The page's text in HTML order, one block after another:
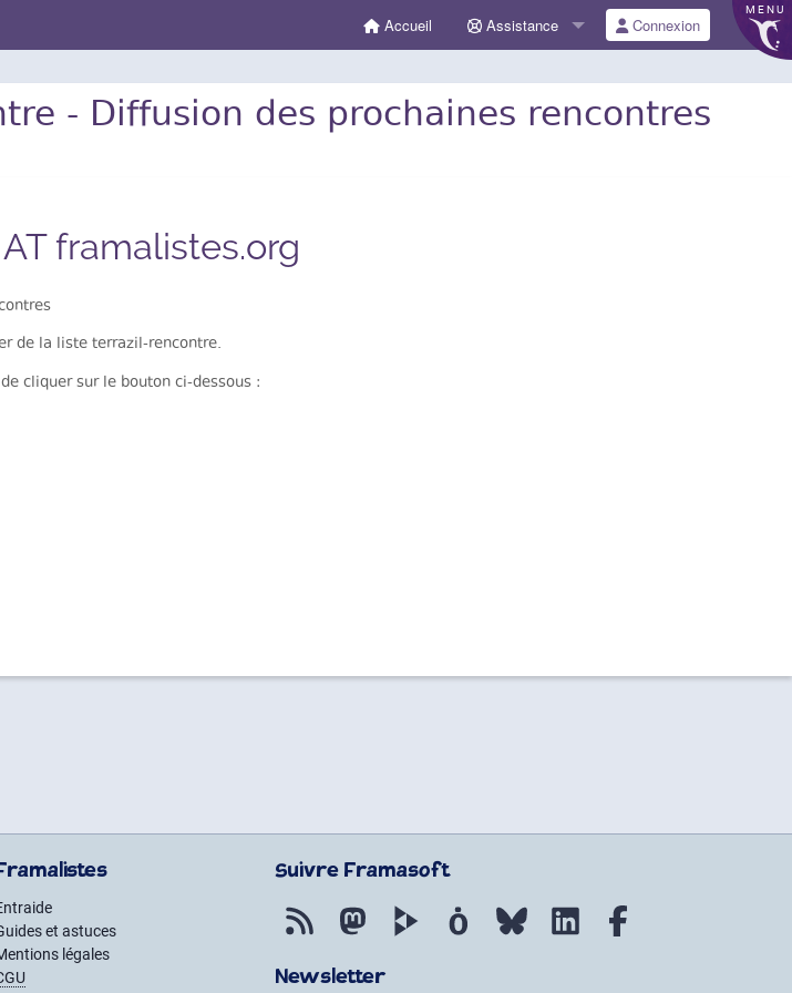
MENU
Accueil Assistance Connexion
- Diffusion des prochaines rencontres
framalistes.org
de la liste terrazil-rencontre.
cliquer sur le bouton ci-dessous :
et astuces
légales
Suivre Framasoft
Flux RSS MastodonPeerTube Mobilizon Bluesky LinkedIn
Newsletter